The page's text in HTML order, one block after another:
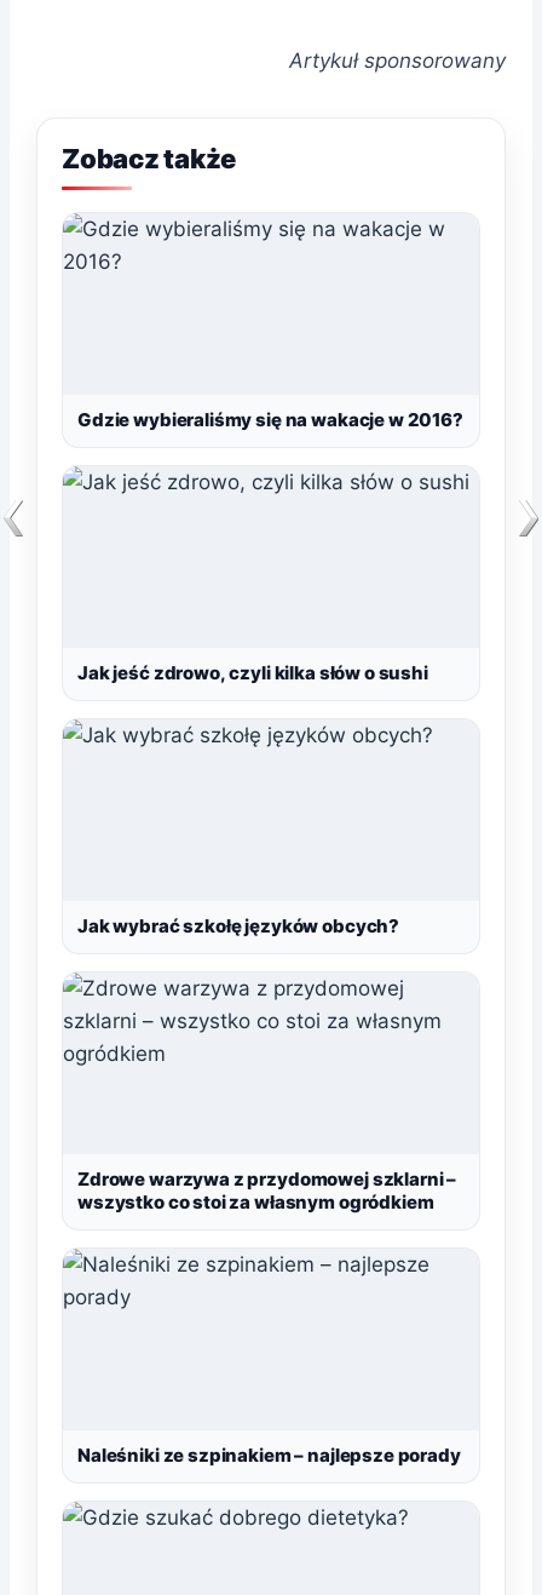
Artykuł sponsorowany
Zobacz także
Gdzie wybieraliśmy się na wakacje w 2016?
Jak jeść zdrowo, czyli kilka słów o sushi
Jak wybrać szkołę języków obcych?
Zdrowe warzywa z przydomowej szklarni –
wszystko co stoi za własnym ogródkiem
Naleśniki ze szpinakiem – najlepsze porady